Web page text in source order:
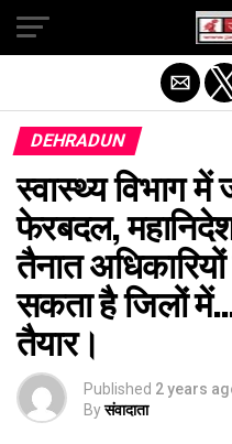
DEHRADUN
स्वास्थ्य विभाग में
फेरबदल,
तैनात
सकता है जिलों
तैयार।
Published 2 years
Byसंवादाता
Exit